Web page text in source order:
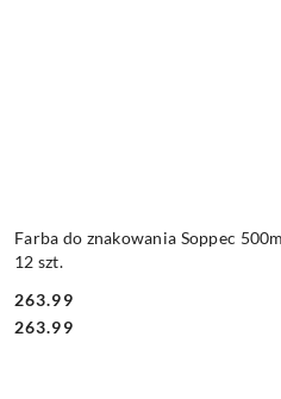
Farba do znakowania Soppec
12 szt.
Cena:
263.99
Cena:
263.99